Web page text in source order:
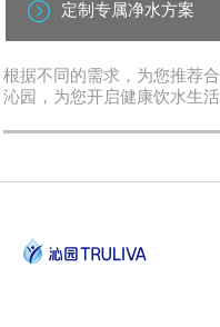
定制专属净水方案
根据不同的需求，为您推荐合
沁园，为您开启健康饮水生活